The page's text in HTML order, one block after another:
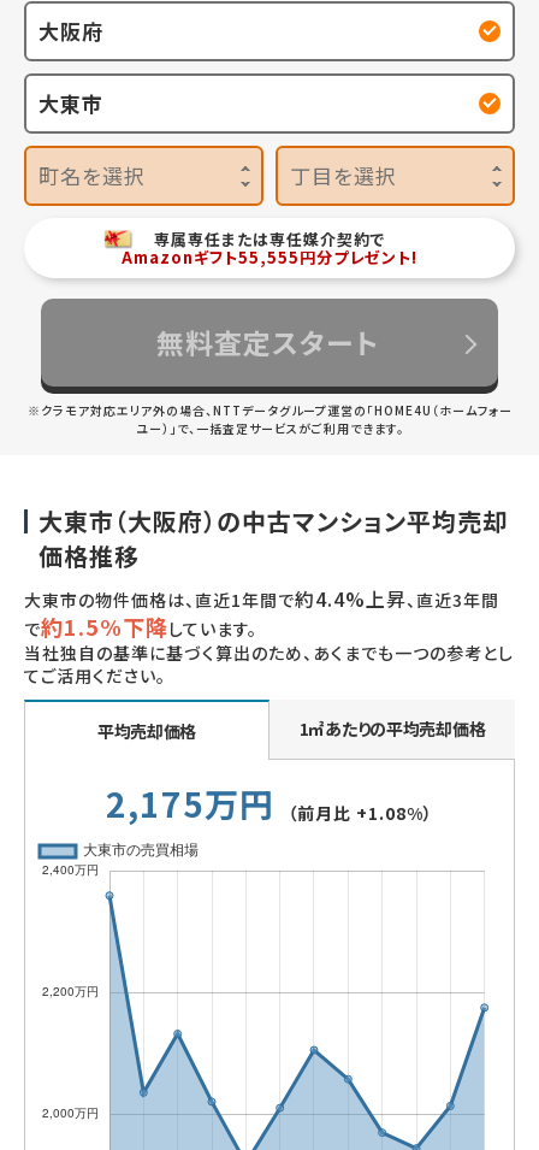
大阪府
大東市
町名を選択 丁目を選択
専属専任または専任媒介契約で
Amazonギフト55,555円分プレゼント!
無料査定スタート
※クラモア対応エリア外の場合、NTTデータグループ運営の「HOME4U（ホームフォー
ユー）」で、一括査定サービスがご利用できます。
大東市（大阪府）の中古マンション平均売却
価格推移
大東市の物件価格は、直近1年間で約4.4%上昇、直近3年間
で約1.5%下降しています。
当社独自の基準に基づく算出のため、あくまでも一つの参考とし
てご活用ください。
平均売却価格 1㎡あたりの平均売却価格
2,175万円 （前月比 +1.08%）